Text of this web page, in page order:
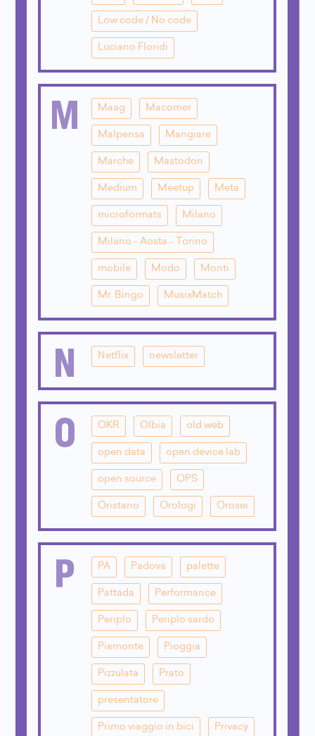
Low code / No code
Luciano Floridi
M Maag Macomer
Malpensa Mangiare
Marche Mastodon
Medium Meetup Meta
microformats Milano
Milano - Aosta - Torino
mobile Modo Monti
Mr. Bingo MusixMatch
N Netflix newsletter
O OKR Olbia old web
open data open device lab
open source OPS
Oristano Orologi Orosei
P PA Padova palette
Pattada Performance
Periplo Periplo sardo
Piemonte Pioggia
Pizzulata Prato
presentatore
Primo viaggio in bici Privacy